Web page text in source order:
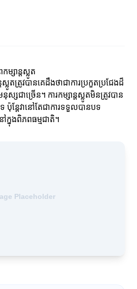
សាន្តស្លូត
ស្លូតត្រូវបានគេដឹងថាជាការប្រកួតប្រជែងដ៏
សជាច្រើន។ ការកម្សាន្តស្លូតមិនត្រូវបាន
ប៉ុន្តែវានៅតែជាការទទួលបានបទ
នុងពិភពធម្មជាតិ។